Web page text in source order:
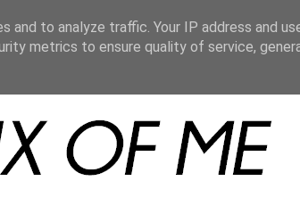
to analyze traffic. Your IP address and
metrics to ensure quality of service,